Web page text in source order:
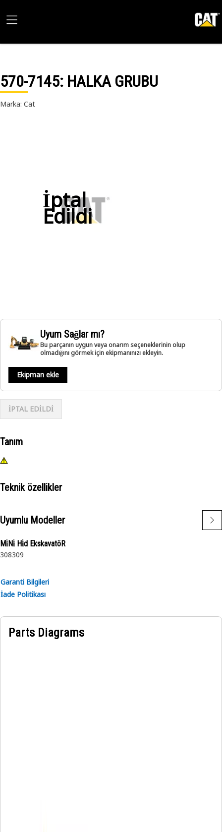
570-7145: HALKA GRUBU
Marka: Cat
İptal
Edildi
Uyum Sağlar mı?
Bu parçanın uygun veya onarım seçeneklerinin olup
olmadığını görmek için ekipmanınızı ekleyin.
Ekipman ekle
İPTAL EDİLDİ
Tanım
Teknik özellikler
Uyumlu Modeller
Mi̇Ni̇ Hi̇d EkskavatöR
308309
Garanti Bilgileri
İade Politikası
Parts Diagrams